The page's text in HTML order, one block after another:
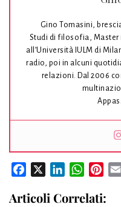
Gino Tomasini,
Studi di filosofia, Master
all’Università IULM di
radio, poi in alcuni
relazioni. Dal 2006
Facebook LinkedIn
Articoli Correlati: